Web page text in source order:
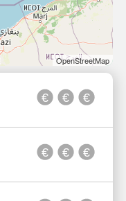
OpenStreetMap